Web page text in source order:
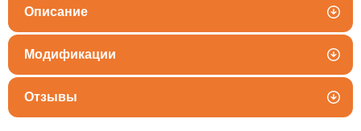
Описание
Модификации
Отзывы